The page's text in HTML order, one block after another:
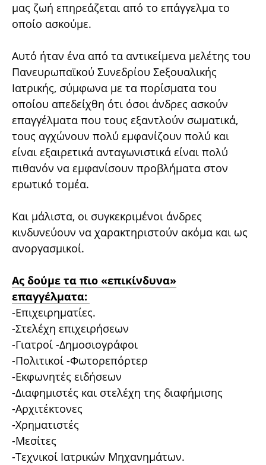
μας ζωή επηρεάζεται από το επάγγελμα το
οποίο ασκούμε.
Αυτό ήταν ένα από τα αντικείμενα μελέτης του
Πανευρωπαϊκού Συνεδρίου Σeξουαλικής
Ιατρικής, σύμφωνα με τα πορίσματα του
οποίου απεδείχθη ότι όσοι άνδρες ασκούν
επαγγέλματα που τους εξαντλούν σωματικά,
τους αγχώνουν πολύ εμφανίζουν πολύ και
είναι εξαιρετικά ανταγωνιστικά είναι πολύ
πιθανόν να εμφανίσουν προβλήματα στον
εpωτικό τομέα.
Και μάλιστα, οι συγκεκριμένοι άνδρες
κινδυνεύουν να χαρακτηριστούν ακόμα και ως
ανoργασμικοί.
Ας δούμε τα πιο «επικίνδυνα»
επαγγέλματα:
-Επιχειρηματίες.
-Στελέχη επιχειρήσεων
-Γιατροί -Δημοσιογράφοι
-Πολιτικοί -Φωτορεπόρτερ
-Εκφωνητές ειδήσεων
-Διαφημιστές και στελέχη της διαφήμισης
-Αρχιτέκτονες
-Χρηματιστές
-Μεσίτες
-Τεχνικοί Ιατρικών Μηχανημάτων.